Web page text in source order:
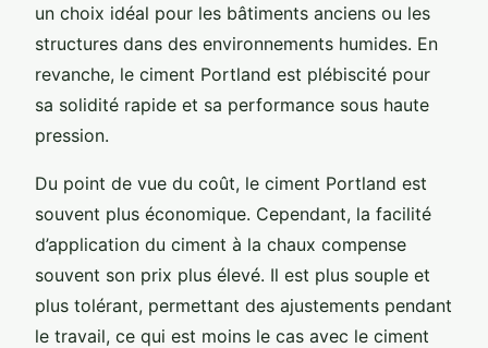
un choix idéal pour les bâtiments anciens ou les
structures dans des environnements humides. En
revanche, le ciment Portland est plébiscité pour
sa solidité rapide et sa performance sous haute
pression.
Du point de vue du coût, le ciment Portland est
souvent plus économique. Cependant, la facilité
d’application du ciment à la chaux compense
souvent son prix plus élevé. Il est plus souple et
plus tolérant, permettant des ajustements pendant
le travail, ce qui est moins le cas avec le ciment